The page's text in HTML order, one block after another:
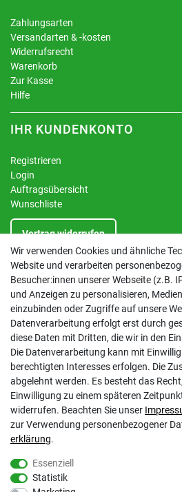
Zahlungsarten
Versandarten & -kosten
Widerrufsrecht
Warenkorb
Zur Kasse
Hilfe
IHR KUNDENKONTO
Registrieren
Login
Auftragsübersicht
Wunschliste
Vertrag widerrufen
INFORMATIONEN
Kontakt
Datenschutzerklärung
AGB
Impressum
Barrierefreiheitserklärung
Altbatterie-Ensorgung
Gölz Motorgeräte Nord GmbH & Co. KG
Wir verwenden Cookies und ähnliche
Website und verarbeiten
Besucher:innen unserer Webseite (z.B.
und Anzeigen zu personalisieren,
einzubinden oder Zugriffe auf unsere
Datenverarbeitung erfolgt erst durch
diese Daten mit Dritten, die wir in den
Die Datenverarbeitung kann mit
berechtigten Interesses erfolgen. Die
abgelehnt werden. Es besteht das
Einwilligung zu einem späteren
widerrufen. Beachten Sie unser
zur Verwendung personenbezogener
erklärung.
Essenziell
Statistik